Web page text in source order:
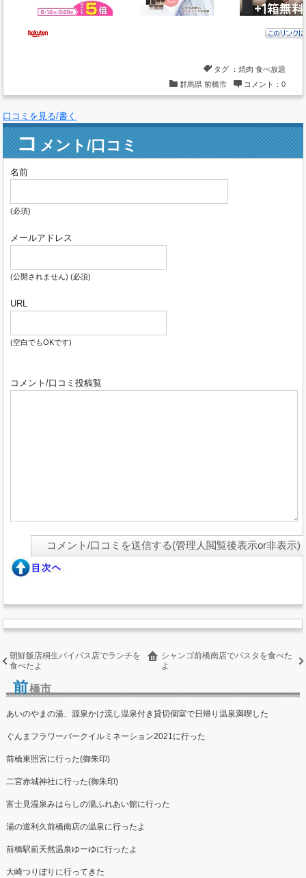
タグ ： 焼肉 食べ放題
群馬県 前橋市 コメント：0
口コミを見る/書く
コメント/口コミ
名前
(必須)
メールアドレス
(公開されません) (必須)
URL
(空白でもOKです)
コメント/口コミ投稿覧
朝鮮飯店桐生バイパス店でランチを
食べたよ
シャンゴ前橋南店でパスタを食べた
よ
前橋市
あいのやまの湯、源泉かけ流し温泉付き貸切個室で日帰り温泉満喫した
ぐんまフラワーパークイルミネーション2021に行った
前橋東照宮に行った(御朱印)
二宮赤城神社に行った(御朱印)
富士見温泉みはらしの湯ふれあい館に行った
湯の道利久前橋南店の温泉に行ったよ
前橋駅前天然温泉ゆーゆに行ったよ
大崎つりぼりに行ってきた